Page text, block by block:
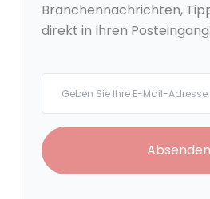
Branchennachrichten,
direkt in Ihren Posteingang.
Absenden